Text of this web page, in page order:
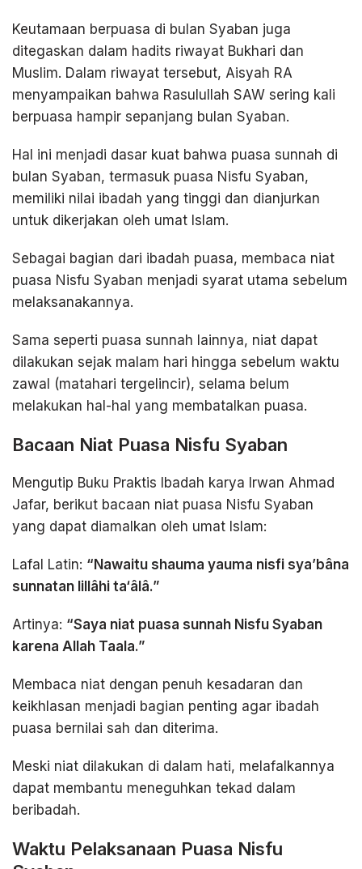
Keutamaan berpuasa di bulan Syaban juga
ditegaskan dalam hadits riwayat Bukhari dan
Muslim. Dalam riwayat tersebut, Aisyah RA
menyampaikan bahwa Rasulullah SAW sering kali
berpuasa hampir sepanjang bulan Syaban.
Hal ini menjadi dasar kuat bahwa puasa sunnah di
bulan Syaban, termasuk puasa Nisfu Syaban,
memiliki nilai ibadah yang tinggi dan dianjurkan
untuk dikerjakan oleh umat Islam.
Sebagai bagian dari ibadah puasa, membaca niat
puasa Nisfu Syaban menjadi syarat utama sebelum
melaksanakannya.
Sama seperti puasa sunnah lainnya, niat dapat
dilakukan sejak malam hari hingga sebelum waktu
zawal (matahari tergelincir), selama belum
melakukan hal-hal yang membatalkan puasa.
Bacaan Niat Puasa Nisfu Syaban
Mengutip Buku Praktis Ibadah karya Irwan Ahmad
Jafar, berikut bacaan niat puasa Nisfu Syaban
yang dapat diamalkan oleh umat Islam:
Lafal Latin: “Nawaitu shauma yauma nisfi sya’bâna
sunnatan lillâhi ta‘âlâ.”
Artinya: “Saya niat puasa sunnah Nisfu Syaban
karena Allah Taala.”
Membaca niat dengan penuh kesadaran dan
keikhlasan menjadi bagian penting agar ibadah
puasa bernilai sah dan diterima.
Meski niat dilakukan di dalam hati, melafalkannya
dapat membantu meneguhkan tekad dalam
beribadah.
Waktu Pelaksanaan Puasa Nisfu